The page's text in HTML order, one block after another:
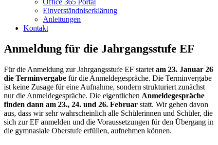
Office 365 Portal
Einverständniserklärung
Anleitungen
Kontakt
Anmeldung für die Jahrgangsstufe EF
Für die Anmeldung zur Jahrgangsstufe EF startet am 23. Januar 26
die Terminvergabe für die Anmeldegespräche. Die Terminvergabe
ist keine Zusage für eine Aufnahme, sondern strukturiert zunächst
nur die Anmeldegespräche. Die eigentlichen Anmeldegespräche
finden dann am 23., 24. und 26. Februar statt. Wir gehen davon
aus, dass wir sehr wahrscheinlich alle Schülerinnen und Schüler, die
sich zur EF anmelden und die Voraussetzungen für den Übergang in
die gymnasiale Oberstufe erfüllen, aufnehmen können.